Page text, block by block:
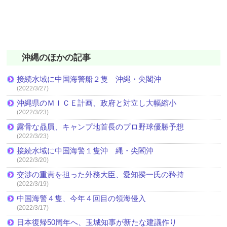
沖縄のほかの記事
接続水域に中国海警船２隻 沖縄・尖閣沖
(2022/3/27)
沖縄県のＭＩＣＥ計画、政府と対立し大幅縮小
(2022/3/23)
露骨な贔屓、キャンプ地首長のプロ野球優勝予想
(2022/3/23)
接続水域に中国海警１隻沖 縄・尖閣沖
(2022/3/20)
交渉の重責を担った外務大臣、愛知揆一氏の矜持
(2022/3/19)
中国海警４隻、今年４回目の領海侵入
(2022/3/17)
日本復帰50周年へ、玉城知事が新たな建議作り